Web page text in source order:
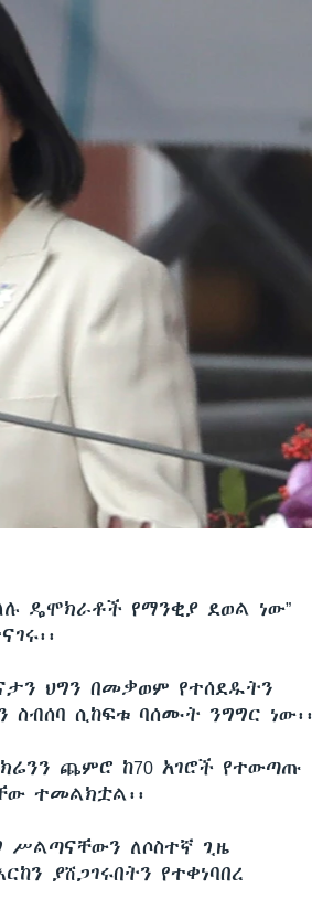
ዴሞክራቶች የማንቂያ ደወል ነው”
ህግን በመቃወም የተሰደዱትን
ሲከፍቱ ባሰሙት ንግግር ነው፡፡
ጨምሮ ከ70 አገሮች የተውጣጡ
ተመልክቷል፡፡
ሥልጣናቸውን ለሶስተኛ ጊዜ
ያሸጋገሩበትን የተቀነባበረ